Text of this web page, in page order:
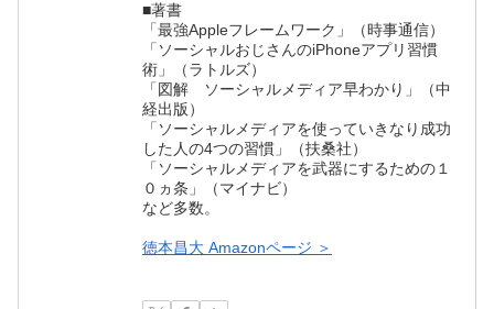
■著書
「最強Appleフレームワーク」（時事通信）
「ソーシャルおじさんのiPhoneアプリ習慣
術」（ラトルズ）
「図解 ソーシャルメディア早わかり」（中
経出版）
「ソーシャルメディアを使っていきなり成功
した人の4つの習慣」（扶桑社）
「ソーシャルメディアを武器にするための１
０ヵ条」（マイナビ）
など多数。
徳本昌大 Amazonページ ＞